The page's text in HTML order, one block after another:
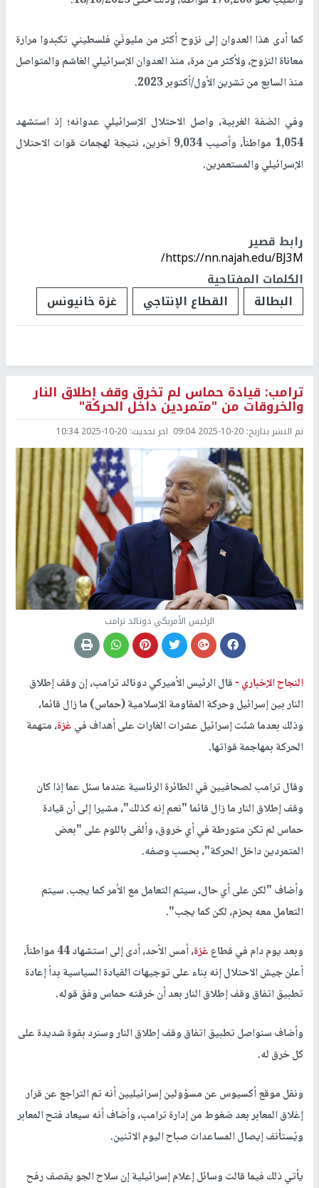
كما أدى هذا العدوان إلى نزوح أكثر من مليونَيّ فلسطيني تكبدوا مرارة
معاناة النزوح، ولأكثر من مرة، منذ العدوان الإسرائيلي الغاشم والمتواصل
منذ السابع من تشرين الأول/أكتوبر 2023.
وفي الضفة الغربية، واصل الاحتلال الإسرائيلي عدوانه؛ إذ استشهد
1,054 مواطناً، وأصيب 9,034 آخرين، نتيجة لهجمات قوات الاحتلال
الإسرائيلي والمستعمرين.
رابط قصير
https://nn.najah.edu/BJ3M/
الكلمات المفتاحية
البطالة
القطاع الإنتاجي غزة خانيونس
ترامب: قيادة حماس لم تخرق وقف إطلاق النار
والخروقات من "متمردين داخل الحركة"
تم النشر بتاريخ: 2025-10-20 09:04 اخر تحديث: 2025-10-20 10:34
الرئيس الأمريكي دونالد ترامب
النجاح الإخباري -قال الرئيس الأميركي دونالد ترامب، إن وقف إطلاق
النار بين إسرائيل وحركة المقاومة الإسلامية (حماس) ما زال قائما،
وذلك بعدما شنّت إسرائيل عشرات الغارات على أهداف فيغزة، متهمة
الحركة بمهاجمة قواتها.
وقال ترامب لصحافيين في الطائرة الرئاسية عندما سئل عما إذا كان
وقف إطلاق النار ما زال قائما "نعم إنه كذلك"، مشيرا إلى أن قيادة
حماس لم تكن متورطة في أي خروق، وألقى باللوم على "بعض
المتمردين داخل الحركة"، بحسب وصفه.
وأضاف "لكن على أي حال، سيتم التعامل مع الأمر كما يجب. سيتم
التعامل معه بحزم، لكن كما يجب".
وبعد يوم دام في قطاعغزة
، أمس الأحد، أدى إلى استشهاد 44 مواطناً،
أعلن جيش الاحتلال إنه بناء على توجيهات القيادة السياسية بدأ إعادة
تطبيق اتفاق وقف إطلاق النار بعد أن خرقته حماس وفق قوله.
وأضاف سنواصل تطبيق اتفاق وقف إطلاق النار وسنرد بقوة شديدة على
كل خرق له.
ونقل موقع أكسيوس عن مسؤولين إسرائيليين أنه تم التراجع عن قرار
إغلاق المعابر بعد ضغوط من إدارة ترامب، وأضاف أنه سيعاد فتح المعابر
ويُستأنف إيصال المساعدات صباح اليوم الاثنين.
يأتي ذلك فيما قالت وسائل إعلام إسرائيلية إن سلاح الجو يقصف رفح